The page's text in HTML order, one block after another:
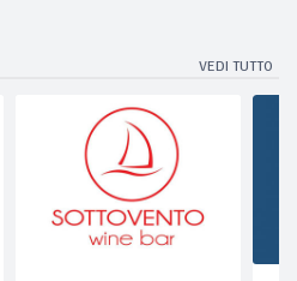
VEDI TUTTO